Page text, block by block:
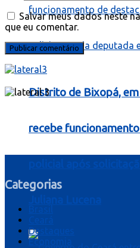
Distrito de Bixopá,
recebe
Salvar meus dados neste
que eu comentar.
Categorias
Destaques
Economia